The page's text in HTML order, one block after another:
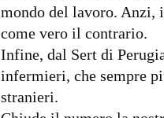
mondo del lavoro. Anzi,
come vero il contrario.
Infine, dal Sert di
infermieri, che sempre
stranieri.